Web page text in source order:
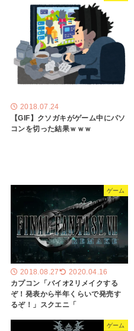
2018.07.24
【GIF】クソガキがゲーム中にパソ
コンを切った結果ｗｗｗ
ゲーム
2018.08.27 2020.04.16
カプコン「バイオ2リメイクする
ぞ！発表から半年くらいで発売す
るぞ！」スクエニ「
ゲーム